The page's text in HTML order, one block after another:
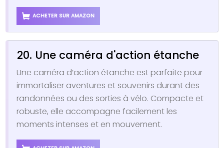
ACHETER SUR AMAZON
20. Une caméra d'action étanche
Une caméra d’action étanche est parfaite pour
immortaliser aventures et souvenirs durant des
randonnées ou des sorties à vélo. Compacte et
robuste, elle accompagne facilement les
moments intenses et en mouvement.